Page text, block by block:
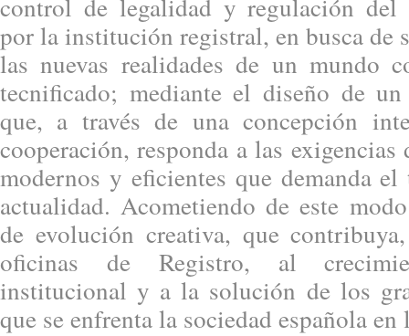
control de legalidad y regulación del
por la institución registral, en busca de
las nuevas realidades de un mundo
tecnificado; mediante el diseño de
que, a través de una concepción
cooperación, responda a las
modernos y eficientes que demanda
actualidad. Acometiendo de este
de evolución creativa, que
oficinas de Registro, al
institucional y a la solución de los
que se enfrenta la sociedad española